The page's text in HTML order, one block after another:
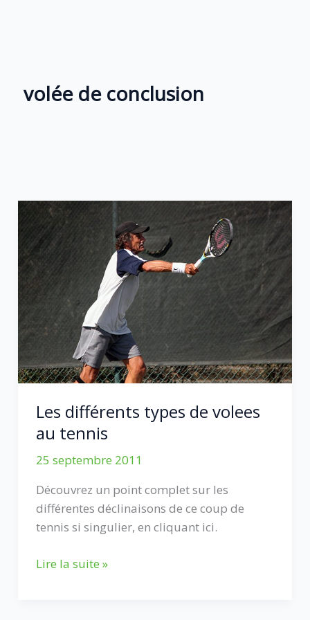
volée de conclusion
Les différents types de volees
au tennis
25 septembre 2011
Découvrez un point complet sur les
différentes déclinaisons de ce coup de
tennis si singulier, en cliquant ici.
Les
Lire la suite »